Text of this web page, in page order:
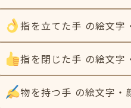
指を立てた手 の絵文字
指を閉じた手 の絵文字
物を持つ手 の絵文字・